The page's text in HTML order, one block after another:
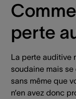
perte
La perte auditive
soudaine mais
sans même que
n’en avez donc